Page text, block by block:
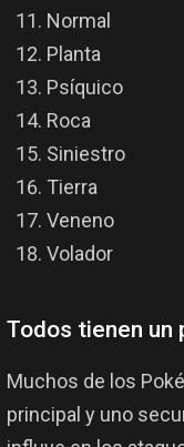
Normal
Planta
Psíquico
Roca
Siniestro
Tierra
Veneno
Volador
Todos tienen un
Muchos de los
principal y uno